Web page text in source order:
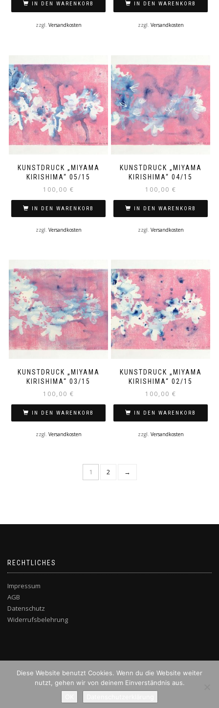
IN DEN WARENKORB
zzgl. Versandkosten
IN DEN WARENKORB
zzgl. Versandkosten
KUNSTDRUCK „MIYAMA
KIRISHIMA“ 05/15
100,00 €
IN DEN WARENKORB
zzgl. Versandkosten
KUNSTDRUCK „MIYAMA
KIRISHIMA“ 04/15
100,00 €
IN DEN WARENKORB
zzgl. Versandkosten
KUNSTDRUCK „MIYAMA
KIRISHIMA“ 03/15
100,00 €
IN DEN WARENKORB
zzgl. Versandkosten
KUNSTDRUCK „MIYAMA
KIRISHIMA“ 02/15
100,00 €
IN DEN WARENKORB
zzgl. Versandkosten
1 2 →
RECHTLICHES
Impressum
AGB
Datenschutz
Widerrufsbelehrung
BLACKBIRD UG (HAFTUNGSBESCHRÄNKT)
Diese Website benutzt Cookies. Wenn du die Website weiter
nutzt, gehen wir von deinem Einverständnis aus.